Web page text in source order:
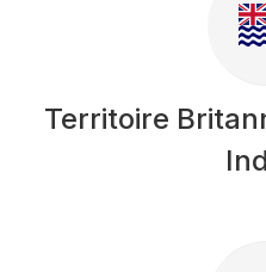
Territoire